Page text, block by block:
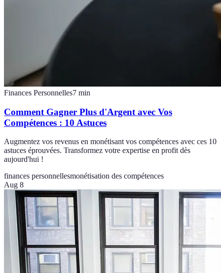
Finances Personnelles7 min
Comment Gagner Plus d'Argent avec Vos
Compétences : 10 Astuces
Augmentez vos revenus en monétisant vos compétences avec ces 10
astuces éprouvées. Transformez votre expertise en profit dès
aujourd'hui !
finances personnellesmonétisation des compétences
Aug 8